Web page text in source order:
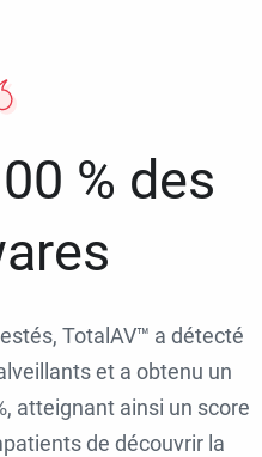
% des
TotalAV™ a détecté
et a obtenu un
atteignant ainsi un score
de découvrir la